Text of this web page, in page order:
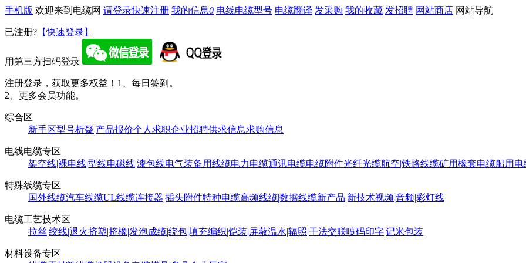
手机版 欢迎来到电缆网 请登录快速注册 我的信息0 电线电缆型号 电缆翻译 发采购 我的收藏 发招聘 网站商店 网站导航
已注册? 【快速登录】
用第三方扫码登录
注册登录，获取更多权益！ 1、每日签到。
2、更多会员功能。
综合区
新手区型号析疑|产品报价个人求职企业招聘供求信息求购信息
电线电缆专区
架空线|裸电线|型线电磁线|漆包线电气装备用线缆电力电缆通讯电缆电缆附件光纤光缆航空|铁路线缆矿用橡套电缆船用电
特殊线缆专区
国外线缆汽车线缆UL线缆连接器|插头附件特种电缆高频线缆|数据线缆新产品|新技术视频|音频|彩灯线
电缆工艺技术区
拉丝|绞线|退火挤塑|挤橡|发泡成缆|绕包|填充编织|铠装|屏蔽温水|辐照|干法交联喷码印字|记米包装
材料设备专区